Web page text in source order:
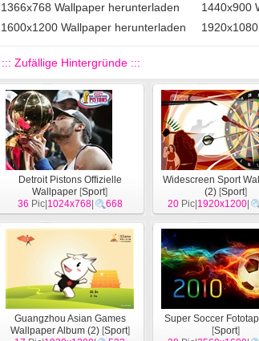
1366x768 Wallpaper herunterladen
1440x900
1600x1200 Wallpaper herunterladen
::: Zufällige Hintergründe :::
Detroit Pistons Offizielle
Wallpaper [Sport]
36 Pic| 1024x768| 668
Widescreen Sport
(2)[Sport]
20Pic| 1920x1200|
Guangzhou Asian Games
Wallpaper Album (2)[Sport]
Super Soccer
[Sport]